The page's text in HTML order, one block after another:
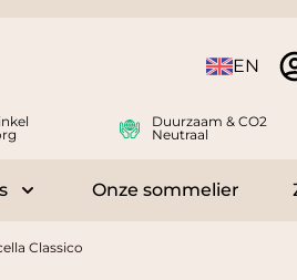
Taal EN
Duurzaam & CO2
Neutraal
Delicatessen
Toggle submenu for
Onze sommelier
Classico